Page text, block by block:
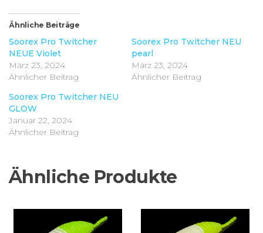
Ähnliche Beiträge
Soorex Pro Twitcher
NEUE Violet
März 23, 2024
Ähnlicher Beitrag
Soorex Pro Twitcher NEU
pearl
März 23, 2024
Ähnlicher Beitrag
Soorex Pro Twitcher NEU
GLOW
Januar 22, 2024
Ähnlicher Beitrag
Ähnliche Produkte